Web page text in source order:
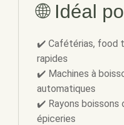
🌐 Idéal
✔️ Cafétérias, food
rapides
✔️ Machines à
automatiques
✔️ Rayons boissons
épiceries